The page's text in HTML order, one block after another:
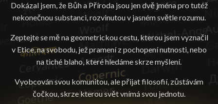
Dokázal jsem, že Bůh a Příroda jsou jen dvě jména pro tutéž
nekonečnou substanci, rozvinutou v jasném světle rozumu.
Zeptejte se mě na geometrickou cestu, kterou jsem vyznačil
v Etice, na svobodu, jež pramení z pochopení nutnosti, nebo
na tiché blaho, které hledáme skrze myšlení.
Vyobcován svou komunitou, ale přijat filosofií, zůstávám
čočkou, skrze kterou svět vnímá svou jednotu.